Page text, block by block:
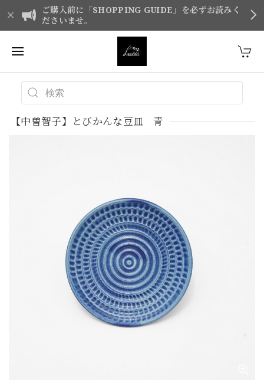
ご購入前に「SHOPPING GUIDE」を必ずお読みく
ださいませ。
【中曽智子】とびかんな豆皿 青